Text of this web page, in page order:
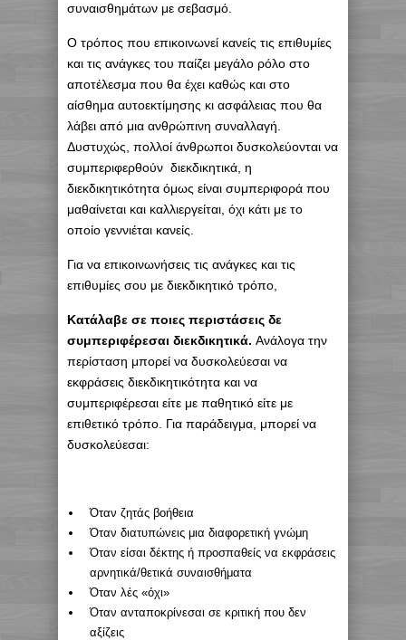
συναισθημάτων με σεβασμό.
Ο τρόπος που επικοινωνεί κανείς τις επιθυμίες
και τις ανάγκες του παίζει μεγάλο ρόλο στο
αποτέλεσμα που θα έχει καθώς και στο
αίσθημα αυτοεκτίμησης κι ασφάλειας που θα
λάβει από μια ανθρώπινη συναλλαγή.
Δυστυχώς, πολλοί άνθρωποι δυσκολεύονται να
συμπεριφερθούν διεκδικητικά, η
διεκδικητικότητα όμως είναι συμπεριφορά που
μαθαίνεται και καλλιεργείται, όχι κάτι με το
οποίο γεννιέται κανείς.
Για να επικοινωνήσεις τις ανάγκες και τις
επιθυμίες σου με διεκδικητικό τρόπο,
Κατάλαβε σε ποιες περιστάσεις δε
συμπεριφέρεσαι διεκδικητικά. Ανάλογα την
περίσταση μπορεί να δυσκολεύεσαι να
εκφράσεις διεκδικητικότητα και να
συμπεριφέρεσαι είτε με παθητικό είτε με
επιθετικό τρόπο. Για παράδειγμα, μπορεί να
δυσκολεύεσαι:
Όταν ζητάς βοήθεια
Όταν διατυπώνεις μια διαφορετική γνώμη
Όταν είσαι δέκτης ή προσπαθείς να εκφράσεις
αρνητικά/θετικά συναισθήματα
Όταν λές «όχι»
Όταν ανταποκρίνεσαι σε κριτική που δεν
αξίζεις